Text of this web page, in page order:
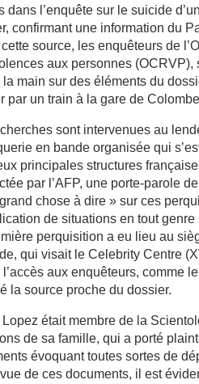
dans l’enquête sur le suicide
confirmant une information du
source, les enquêteurs de
aux personnes
la main sur des éléments du
par un train à la gare de
sont intervenues au
en bande organisée qui
principales structures
par l’AFP, une porte-parole
chose à dire » sur ces
de situations en tout genre
perquisition a eu lieu au
qui visait le Celebrity Centre
l’accès aux enquêteurs, comme
la source proche du dossier.
était membre de la
de sa famille, qui a porté
évoquant toutes sortes de
de ces documents, il est